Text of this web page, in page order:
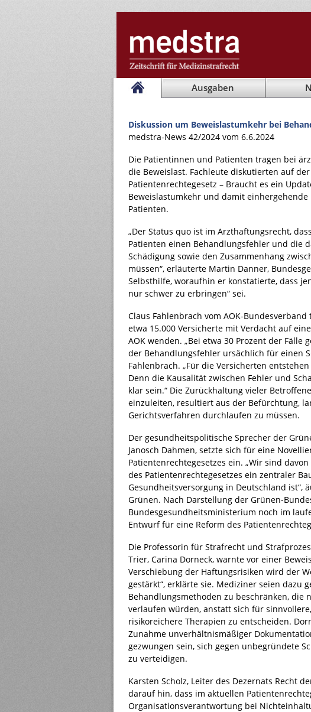
Ausgaben
Diskussion um Beweislastumkehr bei
medstra-News 42/2024 vom 6.6.2024
Die Patientinnen und Patienten tragen bei
die Beweislast. Fachleute diskutierten auf der
Patientenrechtegesetz – Braucht es ein
Beweislastumkehr und damit
Patienten.
„Der Status quo ist im Arzthaftungsrecht,
Patienten einen Behandlungsfehler und die
Schädigung sowie den Zusammenhang
müssen“, erläuterte Martin Danner,
Selbsthilfe, woraufhin er konstatierte, dass
nur schwer zu erbringen“ sei.
Claus Fahlenbrach vom AOK-
etwa 15.000 Versicherte mit Verdacht auf
AOK wenden. „Bei etwa 30 Prozent der Fälle
der Behandlungsfehler ursächlich für einen
Fahlenbrach. „Für die Versicherten
Denn die Kausalität zwischen Fehler und
klar sein.“ Die Zurückhaltung vieler
einzuleiten, resultiert aus der Befürchtung,
Gerichtsverfahren durchlaufen zu müssen.
Der gesundheitspolitische Sprecher der
Janosch Dahmen, setzte sich für eine
Patientenrechtegesetzes ein. „Wir sind
des Patientenrechtegesetzes ein zentraler
Gesundheitsversorgung in Deutschland ist“,
Grünen. Nach Darstellung der Grünen-
Bundesgesundheitsministerium noch im
Entwurf für eine Reform des
Die Professorin für Strafrecht und
Trier, Carina Dorneck, warnte vor einer
Verschiebung der Haftungsrisiken wird der
gestärkt“, erklärte sie. Mediziner seien dazu
Behandlungsmethoden zu beschränken, die
verlaufen würden, anstatt sich für
risikoreichere Therapien zu entscheiden.
Zunahme unverhältnismäßiger
gezwungen sein, sich gegen unbegründete
zu verteidigen.
Karsten Scholz, Leiter des Dezernats Recht
darauf hin, dass im aktuellen
Organisationsverantwortung bei